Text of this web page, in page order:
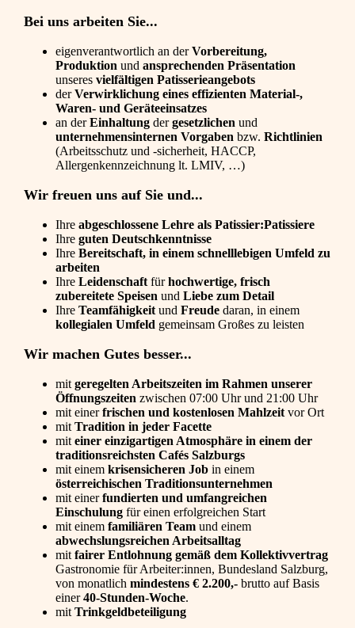
Bei uns arbeiten Sie...
eigenverantwortlich an derVorbereitung,
Produktion und ansprechenden Präsentation
unseres vielfältigen Patisserieangebots
derVerwirklichung eines effizienten Material-,
Waren- und Geräteeinsatzes
an derEinhaltung dergesetzlichen und
unternehmensinternen Vorgaben bzw. Richtlinien
(Arbeitsschutz und -sicherheit, HACCP,
Allergenkennzeichnung lt. LMIV, …)
Wir freuen uns auf Sie und...
Ihre abgeschlossene Lehre als Patissier:Patissiere
Ihre guten Deutschkenntnisse
Ihre Bereitschaft, in einem schnelllebigen Umfeld zu
arbeiten
Ihre Leidenschaft fürhochwertige, frisch
zubereitete Speisen und Liebe zum Detail
Ihre Teamfähigkeit und Freude daran, in einem
kollegialen Umfeld gemeinsam Großes zu leisten
Wir machen Gutes besser...
mit geregelten Arbeitszeiten im Rahmen unserer
Öffnungszeiten zwischen 07:00 Uhr und 21:00 Uhr
mit einerfrischen und kostenlosen Mahlzeit vor Ort
mit Tradition in jeder Facette
mit einer einzigartigen Atmosphäre in einem der
traditionsreichsten Cafés Salzburgs
mit einem krisensicheren Job in einem
österreichischen Traditionsunternehmen
mit einerfundierten und umfangreichen
Einschulung für einen erfolgreichen Start
mit einem familiären Team und einem
abwechslungsreichen Arbeitsalltag
mit fairer Entlohnung gemäß dem Kollektivvertrag
Gastronomie für Arbeiter:innen, Bundesland Salzburg,
von monatlich mindestens € 2.200,- brutto auf Basis
einer40-Stunden-Woche.
mit Trinkgeldbeteiligung